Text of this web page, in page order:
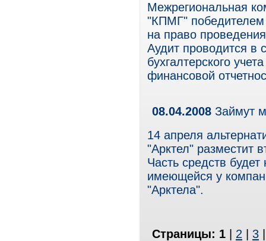
Межрегиональная
"КПМГ" победителем
на право
Аудит проводится в
бухгалтерского
финансовой
08.04.2008 Займут
14 апреля
"Арктел" разместит
Часть средств
имеющейся у
"Арктела".
Страницы: 1 2 3